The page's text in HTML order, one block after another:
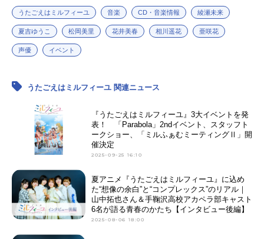
うたごえはミルフィーユ 音楽 CD・音楽情報 綾瀬未来
夏吉ゆうこ 松岡美里 花井美春 相川遥花 亜咲花
声優 イベント
うたごえはミルフィーユ 関連ニュース
『うたごえはミルフィーユ』3大イベントを発
表！ 「Parabola」2ndイベント、スタッフト
ークショー、「ミルふぁむミーティングⅡ」開
催決定
2025-09-25 16:10
夏アニメ『うたごえはミルフィーユ』に込め
た“想像の余白”と“コンプレックス”のリアル｜
山中拓也さん＆手鞠沢高校アカペラ部キャスト
6名が語る青春のかたち【インタビュー後編】
2025-08-06 18:00